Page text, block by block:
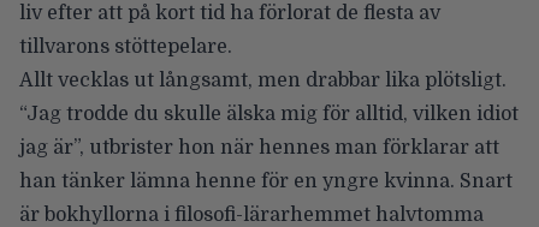
liv efter att på kort tid ha förlorat de flesta av
tillvarons stöttepelare.
Allt vecklas ut långsamt, men drabbar lika plötsligt.
“Jag trodde du skulle älska mig för alltid, vilken idiot
jag är”, utbrister hon när hennes man förklarar att
han tänker lämna henne för en yngre kvinna. Snart
är bokhyllorna i filosofi-lärarhemmet halvtomma